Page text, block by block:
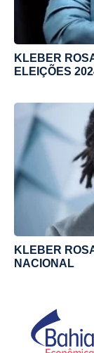
KLEBER
ELEIÇÕES
KLEBER
NACIONAL